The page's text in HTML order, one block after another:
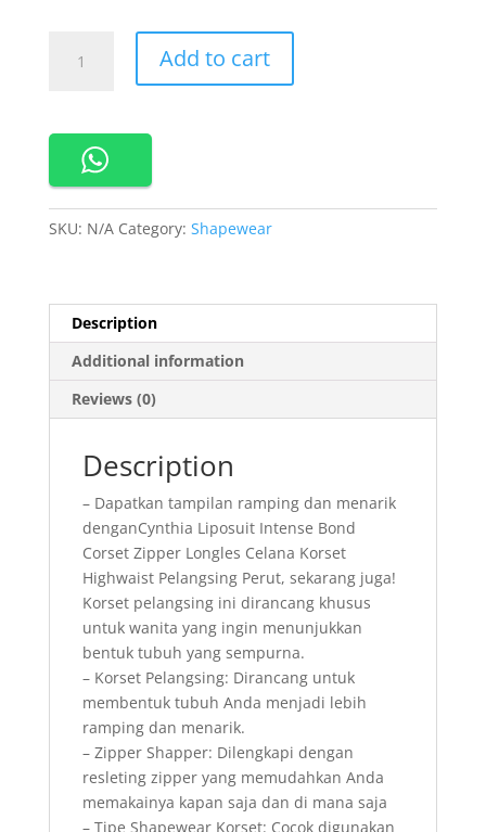
Liposuit
Corset
Zipper
Longles
Perut
560449
Shaper
Wanita
Menaikkan
quantity
Add to cart
SKU: N/A Category: Shapewear
Description
Additional information
Reviews (0)
Description
– Dapatkan tampilan ramping dan menarik
denganCynthia Liposuit Intense Bond
Corset Zipper Longles Celana Korset
Highwaist Pelangsing Perut, sekarang juga!
Korset pelangsing ini dirancang khusus
untuk wanita yang ingin menunjukkan
bentuk tubuh yang sempurna.
– Korset Pelangsing: Dirancang untuk
membentuk tubuh Anda menjadi lebih
ramping dan menarik.
– Zipper Shapper: Dilengkapi dengan
resleting zipper yang memudahkan Anda
memakainya kapan saja dan di mana saja
– Tipe Shapewear Korset: Cocok digunakan